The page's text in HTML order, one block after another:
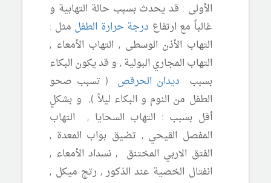
الأولى : قد يحدث بسبب حالة التهابية و
غالباً مع ارتفاع درجة حرارة الطفل مثل :
التهاب الأذن الوسطى , التهاب الأمعاء ,
التهاب المجاري البولية , و قد يكون البكاء
بسبب ديدان الحرقص ( تسبب صحو
الطفل من النوم و البكاء ليلاً ), و بشكلٍ
أقل بسبب : التهاب السحايا , التهاب
المفصل القيحي , تضيق بواب المعدة ,
الفتق الاربي المختنق , نسداد الأمعاء ,
انفتال الخصية عند الذكور , رتج ميكل ,